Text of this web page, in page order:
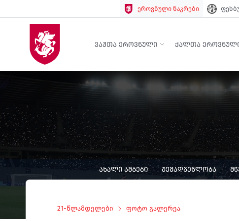
ეროვნული ნაკრები
ᲕᲐᲟᲗᲐ ᲔᲠᲝᲕᲜᲣᲚᲘ ᲥᲐᲚᲗᲐ
ᲐᲮᲐᲚᲘ ᲐᲛᲑᲔᲑᲘ ᲨᲔᲛᲐᲓᲒᲔᲜᲚᲝᲑᲐ
21-წლამდელები ფოტო გალერეა